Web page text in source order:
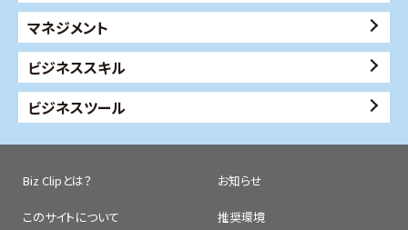
マネジメント
ビジネススキル
ビジネスツール
Biz Clipとは？ お知らせ
このサイトについて 推奨環境